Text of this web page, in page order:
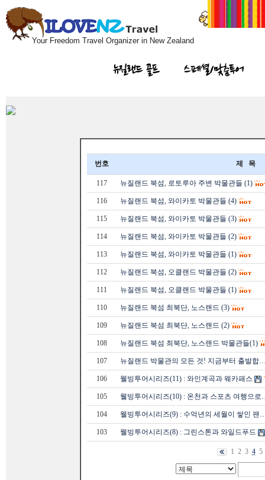
Your Freedom Travel Organizer in New Zealand
뉴질랜드 골프 스페셜/맞춤투어
번호 제 목
117 뉴질랜드 북섬, 로토루아 주변 박물관들 (1)
116 뉴질랜드 북섬, 와이카토 박물관들 (4)
115 뉴질랜드 북섬, 와이카토 박물관들 (3)
114 뉴질랜드 북섬, 와이카토 박물관들 (2)
113 뉴질랜드 북섬, 와이카토 박물관들 (1)
112 뉴질랜드 북섬, 오클랜드 박물관들 (2)
111 뉴질랜드 북섬, 오클랜드 박물관들 (1)
110 뉴질랜드 북섬 최북단, 노스랜드 (3)
109 뉴질랜드 북섬 최북단, 노스랜드 (2)
108 뉴질랜드 북섬 최북단, 노스랜드 박물관들(1)
107 뉴질랜드 박물관의 모든 것! 지금부터 출발합
106 웰빙투어시리즈(11) : 와인계곡과 웨카패스
105 웰빙투어시리즈(10) : 온천과 스포츠 여행으
104 웰빙투어시리즈(9) : 수억년의 세월이 쌓인 팬
103 웰빙투어시리즈(8) : 그린스톤과 와일드푸드
1 2 3 4 5